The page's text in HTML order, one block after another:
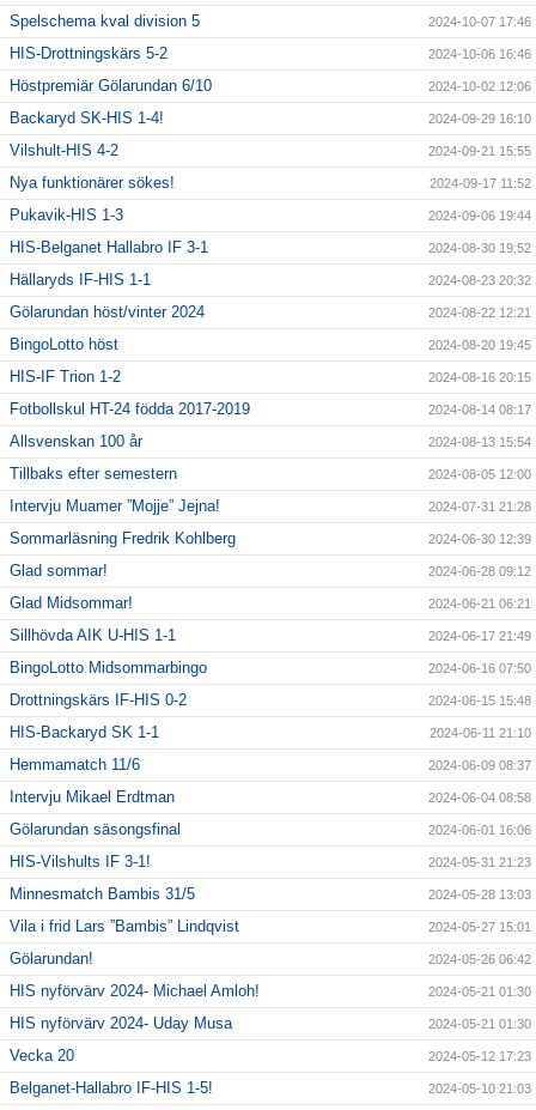
Spelschema kval division 5 2024-10-07 17:46
HIS-Drottningskärs 5-2 2024-10-06 16:46
Höstpremiär Gölarundan 6/10 2024-10-02 12:06
Backaryd SK-HIS 1-4! 2024-09-29 16:10
Vilshult-HIS 4-2 2024-09-21 15:55
Nya funktionärer sökes! 2024-09-17 11:52
Pukavik-HIS 1-3 2024-09-06 19:44
HIS-Belganet Hallabro IF 3-1 2024-08-30 19:52
Hällaryds IF-HIS 1-1 2024-08-23 20:32
Gölarundan höst/vinter 2024 2024-08-22 12:21
BingoLotto höst 2024-08-20 19:45
HIS-IF Trion 1-2 2024-08-16 20:15
Fotbollskul HT-24 födda 2017-2019 2024-08-14 08:17
Allsvenskan 100 år 2024-08-13 15:54
Tillbaks efter semestern 2024-08-05 12:00
Intervju Muamer ”Mojje” Jejna! 2024-07-31 21:28
Sommarläsning Fredrik Kohlberg 2024-06-30 12:39
Glad sommar! 2024-06-28 09:12
Glad Midsommar! 2024-06-21 06:21
Sillhövda AIK U-HIS 1-1 2024-06-17 21:49
BingoLotto Midsommarbingo 2024-06-16 07:50
Drottningskärs IF-HIS 0-2 2024-06-15 15:48
HIS-Backaryd SK 1-1 2024-06-11 21:10
Hemmamatch 11/6 2024-06-09 08:37
Intervju Mikael Erdtman 2024-06-04 08:58
Gölarundan säsongsfinal 2024-06-01 16:06
HIS-Vilshults IF 3-1! 2024-05-31 21:23
Minnesmatch Bambis 31/5 2024-05-28 13:03
Vila i frid Lars ”Bambis” Lindqvist 2024-05-27 15:01
Gölarundan! 2024-05-26 06:42
HIS nyförvärv 2024- Michael Amloh! 2024-05-21 01:30
HIS nyförvärv 2024- Uday Musa 2024-05-21 01:30
Vecka 20 2024-05-12 17:23
Belganet-Hallabro IF-HIS 1-5! 2024-05-10 21:03